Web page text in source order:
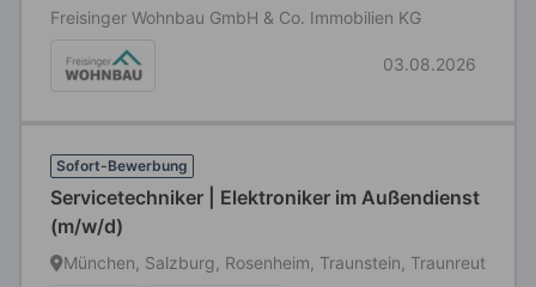
Freisinger Wohnbau GmbH & Co. Immobilien KG
03.08.2026
Sofort-Bewerbung
Servicetechniker | Elektroniker im Außendienst
(m/w/d)
München, Salzburg, Rosenheim, Traunstein, Traunreut